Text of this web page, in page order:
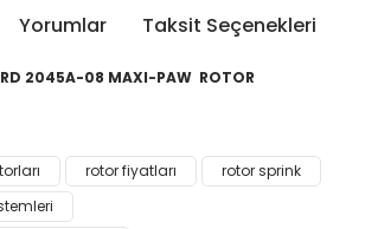
Yorumlar Taksit Seçenekleri
2045A-08 MAXI-PAW ROTOR
ürüne ilk yorumu siz yapın!
resim, ürün açıklamalarında ve diğer
gördüğünüz noktaları öneri formunu
iletebilirsiniz.
için teşekkür ederiz.
rotor fiyatları
rotor sprink